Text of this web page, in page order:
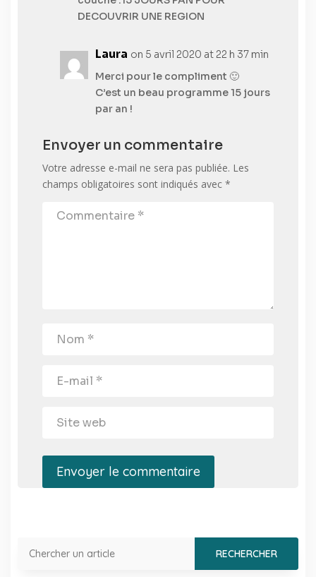
DECOUVRIR UNE REGION
Laura on 5 avril 2020 at 22 h 37 min
Merci pour le compliment 🙂
C’est un beau programme 15 jours
par an !
Envoyer un commentaire
Votre adresse e-mail ne sera pas publiée. Les
champs obligatoires sont indiqués avec *
Envoyer le commentaire